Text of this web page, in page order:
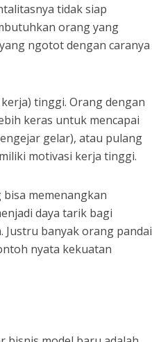
tidak siap
orang yang
ngotot dengan caranya
tinggi. Orang dengan
keras untuk mencapai
gelar), atau pulang
motivasi kerja tinggi.
memenangkan
daya tarik bagi
Justru banyak orang pandai
nyata kekuatan